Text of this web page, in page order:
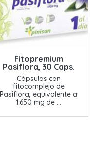
Fitopremium
Pasiflora, 30 Caps.
Cápsulas con
fitocomplejo de
Pasiflora, equivalente a
1.650 mg de ...